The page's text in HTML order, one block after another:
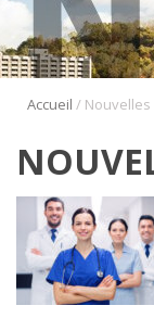
Accueil / Nouvelles